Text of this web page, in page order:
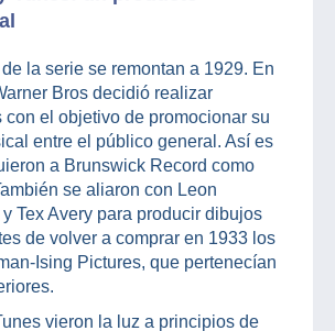
la serie se remontan a 1929. En
Bros decidió realizar
con el objetivo de promocionar su
entre el público general. Así es
a Brunswick Record como
se aliaron con Leon
Tex Avery para producir dibujos
de volver a comprar en 1933 los
Ising Pictures, que pertenecían
vieron la luz a principios de